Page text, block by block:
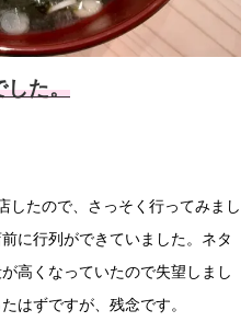
した。
したので、さっそく行ってみまし
に行列ができていました。ネタ
高くなっていたので失望しまし
はずですが、残念です。